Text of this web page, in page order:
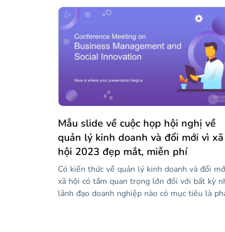
muốn được hỗ trợ trực quan một chút khi
dạy tất cả 50 tiểu bang của Hoa Kỳ. Nó có
bản đồ của các tiểu bang khác nhau! Vì chúng
tôi đã sử dụng tông màu xanh lam, mọi thứ
ổn, êm dịu, nhẹ nhàng... Này, hãy thức dậy,
chúng ta đang ở giữa lớp! Nếu bạn thấy một
trạng thái bị thiếu, hãy kiểm tra các trang trình
bày ở cuối mẫu, nơi bạn sẽ tìm thấy các liên
đến phần còn lại của chúng!
Mẫu slide về cuộc họp hội nghị về
quản lý kinh doanh và đổi mới vì xã
hội 2023 đẹp mắt, miễn phí
Có kiến thức về quản lý kinh doanh và đổi
xã hội có tầm quan trọng lớn đối với bất kỳ
lãnh đạo doanh nghiệp nào có mục tiêu là